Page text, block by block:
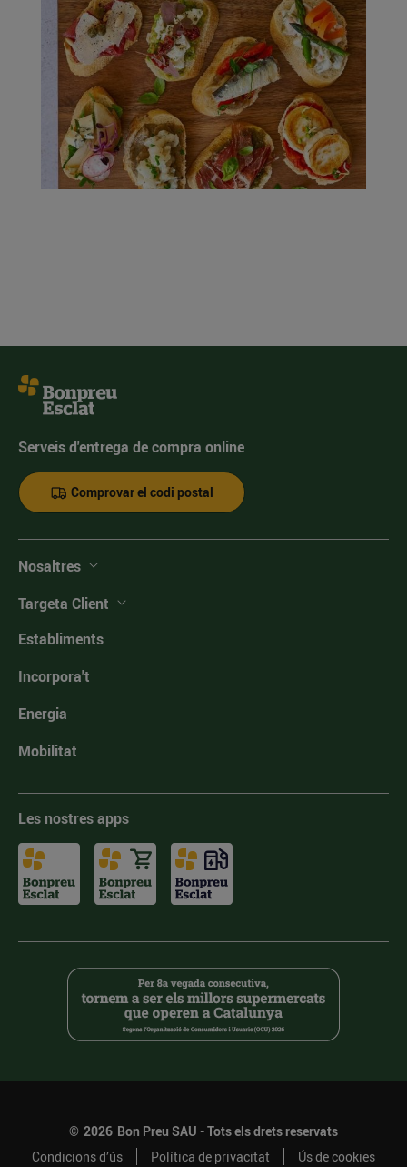
Serveis d'entrega de compra online
Comprovar el codi postal
Nosaltres
Targeta Client
Establiments
Incorpora't
Energia
Mobilitat
Les nostres apps
© 2026 Bon Preu SAU - Tots els drets reservats
Condicions d’ús
Política de privacitat Ús de cookies